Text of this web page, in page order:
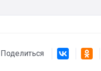
Поделиться